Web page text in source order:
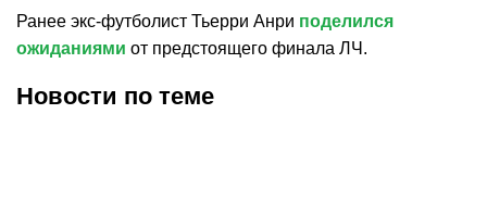
Ранее экс-футболист Тьерри Анри поделился
ожиданиями от предстоящего финала ЛЧ.
Новости по теме